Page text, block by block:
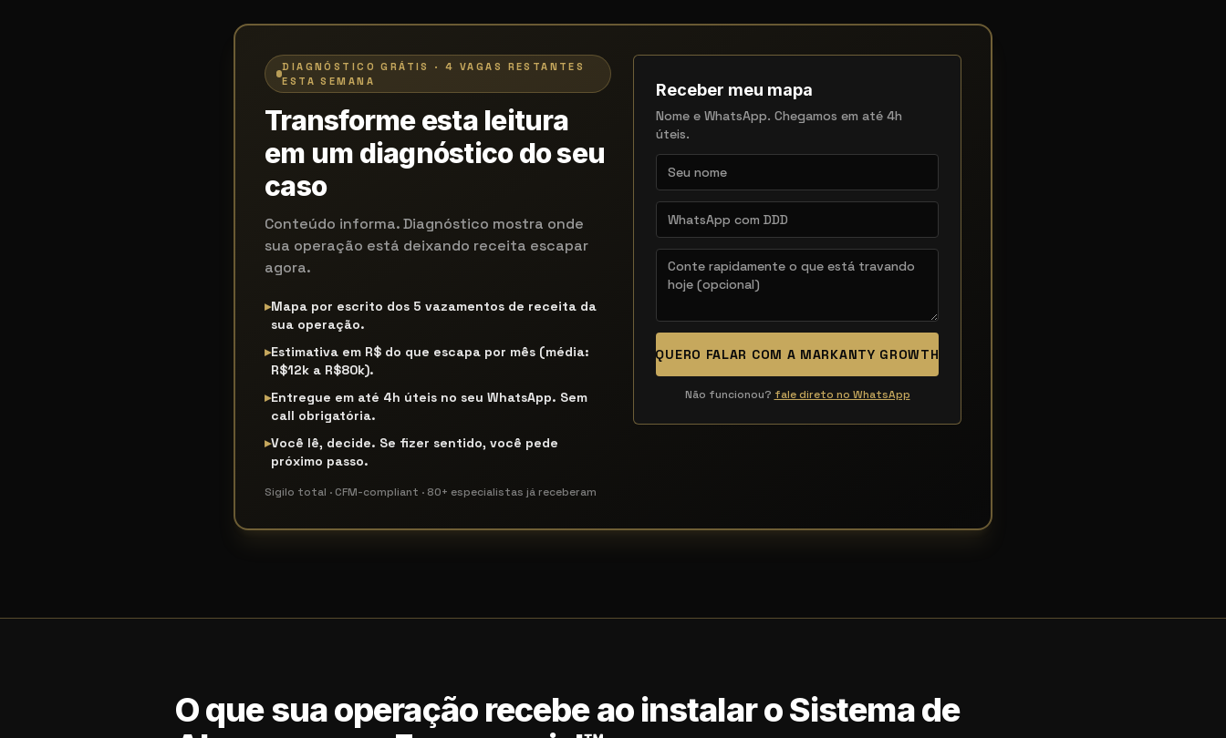
DIAGNÓSTICO GRÁTIS · 4 VAGAS RESTANTES
ESTA SEMANA
Transforme esta leitura
em um diagnóstico do seu
caso
Conteúdo informa. Diagnóstico mostra onde
sua operação está deixando receita escapar
agora.
▸Mapa por escrito dos 5 vazamentos de receita da
sua operação.
▸Estimativa em R$ do que escapa por mês (média:
R$12k a R$80k).
▸Entregue em até 4h úteis no seu WhatsApp. Sem
call obrigatória.
▸Você lê, decide. Se fizer sentido, você pede
próximo passo.
Sigilo total · CFM-compliant · 80+ especialistas já receberam
Receber meu mapa
Nome e WhatsApp. Chegamos em até 4h
úteis.
QUERO FALAR COM A MARKANTY GROWTH
Não funcionou? fale direto no WhatsApp
O que sua operação recebe ao instalar o Sistema de